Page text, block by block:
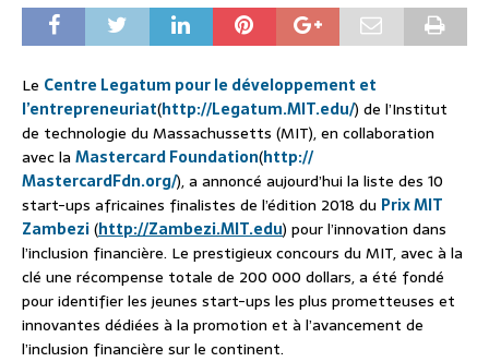
Le Centre Legatum pour le développement et
l’entrepreneuriat(http://Legatum.MIT.edu/) de l’Institut
de technologie du Massachussetts (MIT), en collaboration
avec la Mastercard Foundation(http://
MastercardFdn.org/), a annoncé aujourd’hui la liste des 10
start-ups africaines finalistes de l’édition 2018 du Prix MIT
Zambezi(http://Zambezi.MIT.edu) pour l’innovation dans
l’inclusion financière. Le prestigieux concours du MIT, avec à la
clé une récompense totale de 200 000 dollars, a été fondé
pour identifier les jeunes start-ups les plus prometteuses et
innovantes dédiées à la promotion et à l’avancement de
l’inclusion financière sur le continent.